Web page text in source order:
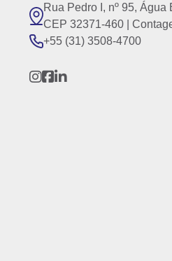
Rua Pedro I, nº 95, Água
CEP 32371-460 |
+55 (31) 3508-4700